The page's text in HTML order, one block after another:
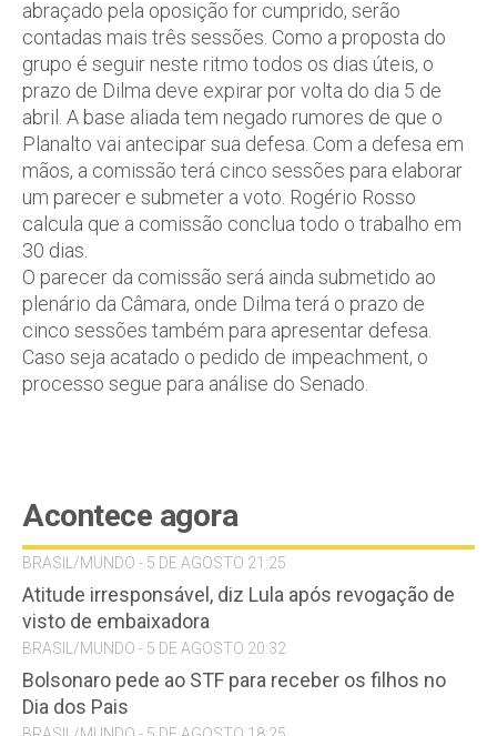
abraçado pela oposição for cumprido, serão
contadas mais três sessões. Como a proposta do
grupo é seguir neste ritmo todos os dias úteis, o
prazo de Dilma deve expirar por volta do dia 5 de
abril. A base aliada tem negado rumores de que o
Planalto vai antecipar sua defesa. Com a defesa em
mãos, a comissão terá cinco sessões para elaborar
um parecer e submeter a voto. Rogério Rosso
calcula que a comissão conclua todo o trabalho em
30 dias.
O parecer da comissão será ainda submetido ao
plenário da Câmara, onde Dilma terá o prazo de
cinco sessões também para apresentar defesa.
Caso seja acatado o pedido de impeachment, o
processo segue para análise do Senado.
Acontece agora
BRASIL/MUNDO - 5 DE AGOSTO 21:25
Atitude irresponsável, diz Lula após revogação de
visto de embaixadora
BRASIL/MUNDO - 5 DE AGOSTO 20:32
Bolsonaro pede ao STF para receber os filhos no
Dia dos Pais